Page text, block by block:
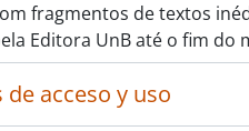
fragmentos de textos
Editora UnB até o fim do
acceso y uso